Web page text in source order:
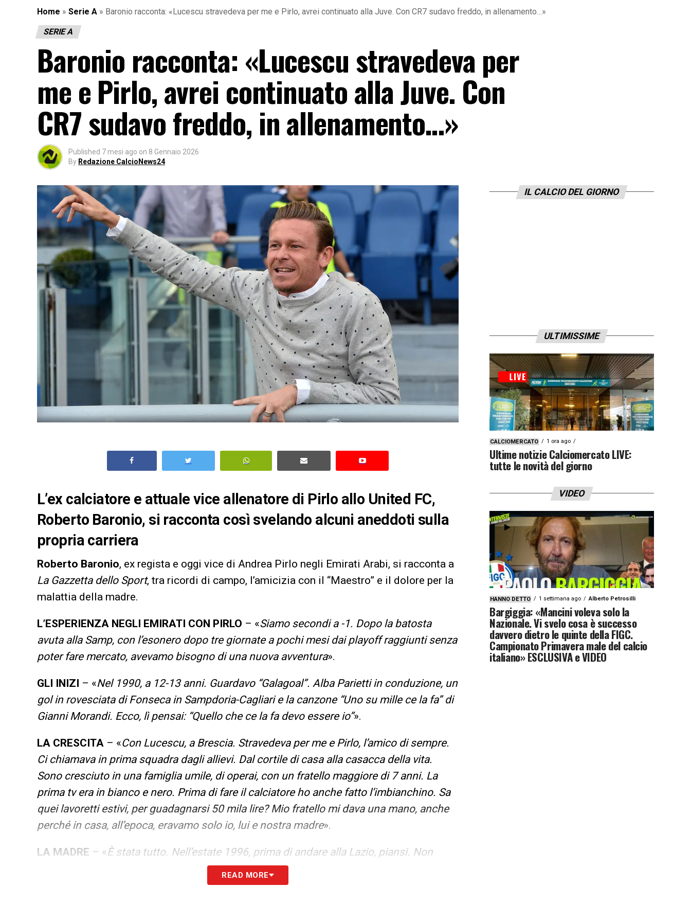
Home » Serie A » Baronio racconta: «Lucescu stravedeva per me e Pirlo, avrei continuato alla Juve. Con CR7 sudavo freddo, in allenamento…»
SERIE A
Baronio racconta: «Lucescu stravedeva per
me e Pirlo, avrei continuato alla Juve. Con
CR7 sudavo freddo, in allenamento…»
Published 7 mesi ago on 8 Gennaio 2026
By Redazione CalcioNews24
L’ex calciatore e attuale vice allenatore di Pirlo allo United FC,
Roberto Baronio, si racconta così svelando alcuni aneddoti sulla
propria carriera
Roberto Baronio, ex regista e oggi vice di Andrea Pirlo negli Emirati Arabi, si racconta a
La Gazzetta dello Sport, tra ricordi di campo, l’amicizia con il “Maestro” e il dolore per la
malattia della madre.
L’ESPERIENZA NEGLI EMIRATI CON PIRLO – «Siamo secondi a -1. Dopo la batosta
avuta alla Samp, con l’esonero dopo tre giornate a pochi mesi dai playoff raggiunti senza
poter fare mercato, avevamo bisogno di una nuova avventura».
GLI INIZI – «Nel 1990, a 12-13 anni. Guardavo “Galagoal”. Alba Parietti in conduzione, un
gol in rovesciata di Fonseca in Sampdoria-Cagliari e la canzone “Uno su mille ce la fa” di
Gianni Morandi. Ecco, lì pensai: “Quello che ce la fa devo essere io”».
LA CRESCITA – «Con Lucescu, a Brescia. Stravedeva per me e Pirlo, l’amico di sempre.
Ci chiamava in prima squadra dagli allievi. Dal cortile di casa alla casacca della vita.
Sono cresciuto in una famiglia umile, di operai, con un fratello maggiore di 7 anni. La
prima tv era in bianco e nero. Prima di fare il calciatore ho anche fatto l’imbianchino. Sa
quei lavoretti estivi, per guadagnarsi 50 mila lire? Mio fratello mi dava una mano, anche
perché in casa, all’epoca, eravamo solo io, lui e nostra madre».
LA MADRE – «È stata tutto. Nell’estate 1996, prima di andare alla Lazio, piansi. Non
volevo lasciarla. Ci ho messo tre giorni a firmare, anche se parliamo di un contratto da
mezzo miliardo. A Brescia guadavavo sei milioni. All’epoca mi volevano Juve e Inter, ma
READ MORE
IL CALCIO DEL GIORNO
ULTIMISSIME
CALCIOMERCATO 1 ora ago
Ultime notizie Calciomercato LIVE:
tutte le novità del giorno
VIDEO
HANNO DETTO 1 settimana ago Alberto Petrosilli
Bargiggia: «Mancini voleva solo la
Nazionale. Vi svelo cosa è successo
davvero dietro le quinte della FIGC.
Campionato Primavera male del calcio
italiano» ESCLUSIVA e VIDEO